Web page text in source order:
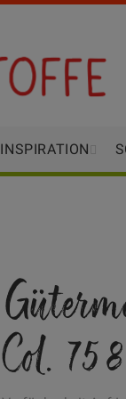
INSPIRATION
Col. 758